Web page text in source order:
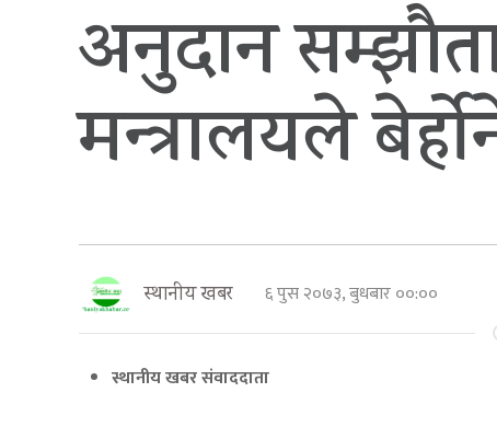
अनुदान
मन्त्रालयले
स्थानीय खबर ६ पुस २०७३, बुधबार ००:००
स्थानीय खबर संवाददाता